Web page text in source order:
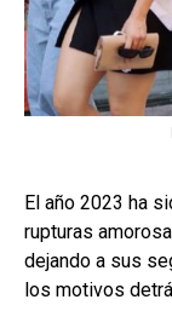
El año 2023 ha
rupturas
dejando a sus
los motivos